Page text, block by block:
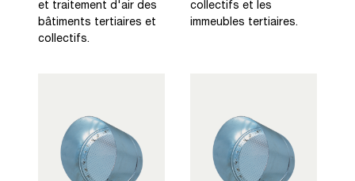
et traitement d'air des
bâtiments tertiaires et
collectifs.
collectifs et les
immeubles tertiaires.